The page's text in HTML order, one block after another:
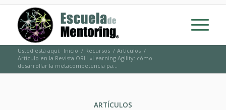
Usted está aquí: Inicio / Recursos / Artículos /
Artículo en la Revista ORH «Learning Agility: cómo
desarrollar la metacompetencia pa...
ARTÍCULOS